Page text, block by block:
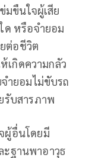
มขืนใจผู้เสีย
ด หรือจำยอม
ต่อชีวิต
เกิดความกลัว
ำยอมไม่ขับรถ
รับสารภาพ
ผู้อื่นโดยมี
ะฐานพาอาวุธ